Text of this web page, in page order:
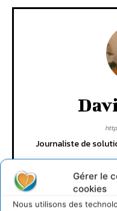
Gérer le
cookies
Nous utilisons des
Journaliste de